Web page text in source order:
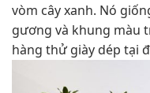
vòm cây xanh. Nó
gương và khung màu
hàng thử giày dép tại